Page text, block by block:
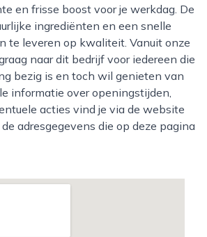
en frisse boost voor je werkdag. De
ingrediënten en een snelle
te leveren op kwaliteit. Vanuit onze
naar dit bedrijf voor iedereen die
bezig is en toch wil genieten van
informatie over openingstijden,
acties vind je via de website
adresgegevens die op deze pagina